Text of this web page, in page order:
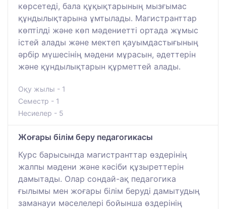
көрсетеді, бала құқықтарының мызғымас
құндылықтарына ұмтылады. Магистранттар
көптілді және көп мәдениетті ортада жұмыс
істей алады және мектеп қауымдастығының
әрбір мүшесінің мәдени мұрасын, әдеттерін
және құндылықтарын құрметтей алады.
Оқу жылы - 1
Семестр - 1
Несиелер - 5
Жоғары білім беру педагогикасы
Курс барысында магистранттар өздерінің
жалпы мәдени және кәсіби құзыреттерін
дамытады. Олар сондай-ақ педагогика
ғылымы мен жоғары білім беруді дамытудың
заманауи мәселелері бойынша өздерінің